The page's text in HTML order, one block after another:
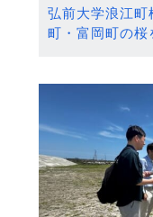
弘前大学浪江
町・富岡町の桜